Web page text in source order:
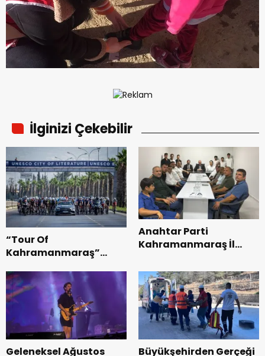
İlginizi Çekebilir
“Tour Of
Kahramanmaraş”
Bisikleti Turnuvası
Tamamlandı.
Anahtar Parti
Kahramanmaraş İl
Teşkilatı ile buluştu.
Geleneksel Ağustos
Büyükşehirden Gerçeği